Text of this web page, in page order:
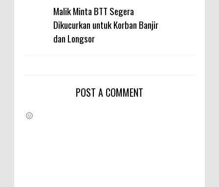
Malik Minta BTT Segera
Dikucurkan untuk Korban Banjir
dan Longsor
POST A COMMENT